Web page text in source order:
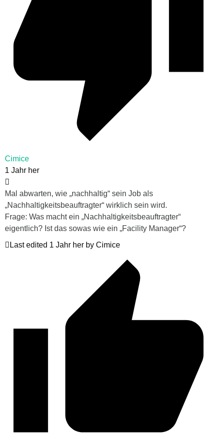
Cimice
1 Jahr her
Mal abwarten, wie „nachhaltig“ sein Job als
„Nachhaltigkeitsbeauftragter“ wirklich sein wird.
Frage: Was macht ein „Nachhaltigkeitsbeauftragter“
eigentlich? Ist das sowas wie ein „Facility Manager“?
Last edited 1 Jahr her by Cimice